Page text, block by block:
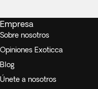
Empresa
Sobre nosotros
Opiniones Exoticca
Blog
Únete a nosotros